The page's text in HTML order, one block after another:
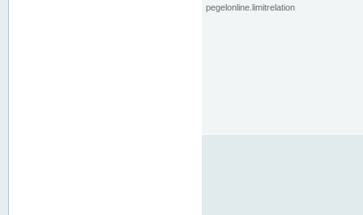
pegelonline.limitrelation